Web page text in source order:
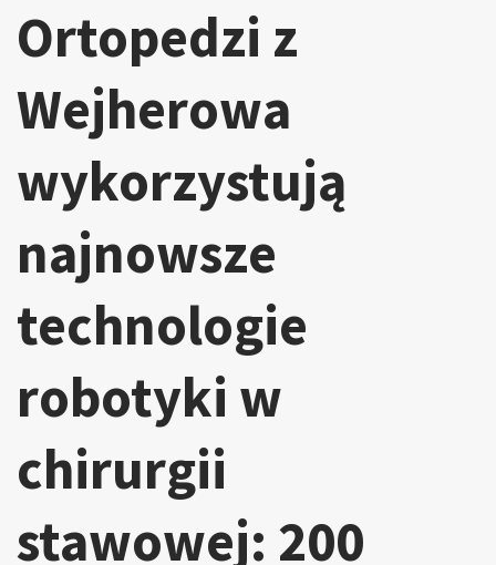
Ortopedzi z
Wejherowa
wykorzystują
najnowsze
technologie
robotyki w
chirurgii
stawowej: 200